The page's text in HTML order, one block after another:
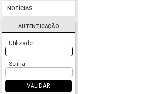
NOTÍCIAS
AUTENTICAÇÃO
Utilizador
Senha
VALIDAR